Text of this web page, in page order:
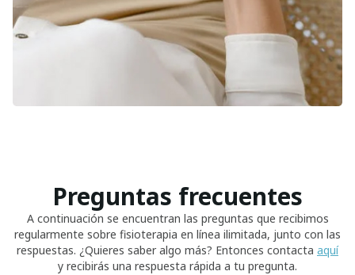
Preguntas frecuentes
A continuación se encuentran las preguntas que recibimos
regularmente sobre fisioterapia en línea ilimitada, junto con las
respuestas. ¿Quieres saber algo más? Entonces contacta aquí
y recibirás una respuesta rápida a tu pregunta.